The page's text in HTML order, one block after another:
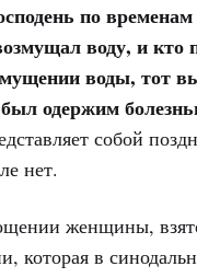
по временам
воду, и кто
воды, тот
одержим
собой
нет.
женщины,
которая в